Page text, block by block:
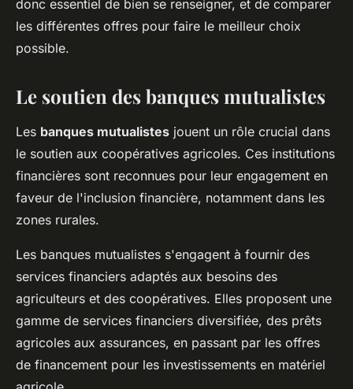
donc essentiel de bien se renseigner, et de comparer
les différentes offres pour faire le meilleur choix
possible.
Le soutien des banques mutualistes
Les banques mutualistes jouent un rôle crucial dans
le soutien aux coopératives agricoles. Ces institutions
financières sont reconnues pour leur engagement en
faveur de l'inclusion financière, notamment dans les
zones rurales.
Les banques mutualistes s'engagent à fournir des
services financiers adaptés aux besoins des
agriculteurs et des coopératives. Elles proposent une
gamme de services financiers diversifiée, des prêts
agricoles aux assurances, en passant par les offres
de financement pour les investissements en matériel